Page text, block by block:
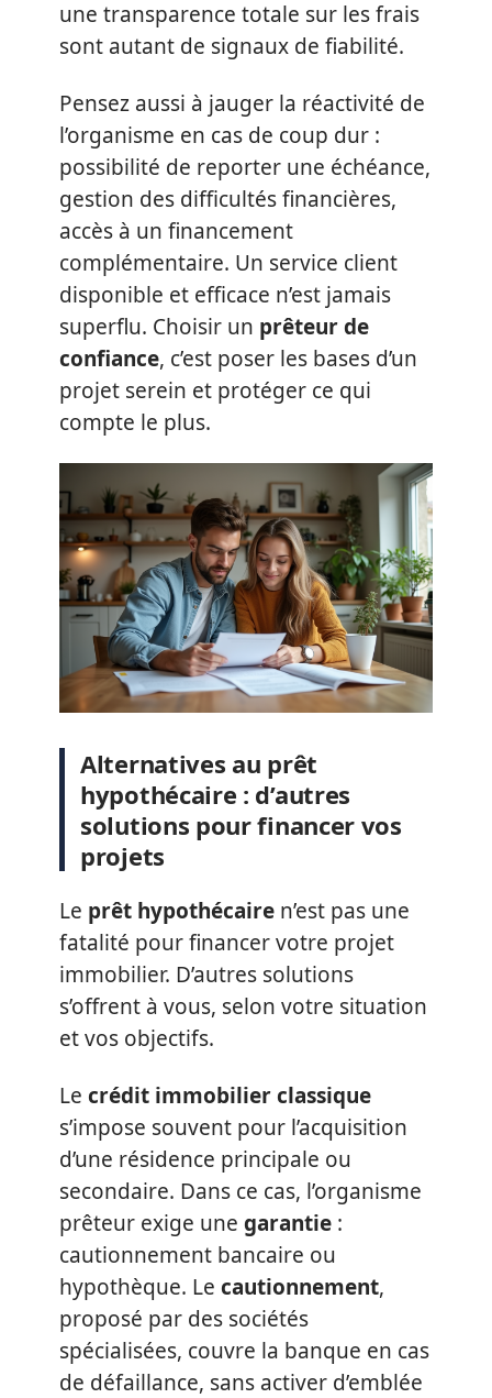
une transparence totale sur les frais
sont autant de signaux de fiabilité.
Pensez aussi à jauger la réactivité de
l’organisme en cas de coup dur :
possibilité de reporter une échéance,
gestion des difficultés financières,
accès à un financement
complémentaire. Un service client
disponible et efficace n’est jamais
superflu. Choisir un prêteur de
confiance, c’est poser les bases d’un
projet serein et protéger ce qui
compte le plus.
Alternatives au prêt
hypothécaire : d’autres
solutions pour financer vos
projets
Le prêt hypothécaire n’est pas une
fatalité pour financer votre projet
immobilier. D’autres solutions
s’offrent à vous, selon votre situation
et vos objectifs.
Le crédit immobilier classique
s’impose souvent pour l’acquisition
d’une résidence principale ou
secondaire. Dans ce cas, l’organisme
prêteur exige une garantie :
cautionnement bancaire ou
hypothèque. Le cautionnement,
proposé par des sociétés
spécialisées, couvre la banque en cas
de défaillance, sans activer d’emblée